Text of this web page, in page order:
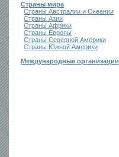
Страны мира
Страны Австралии и Океании
Страны Азии
Страны Африки
Страны Европы
Страны Северной Америки
Страны Южной Америки
Международные организации